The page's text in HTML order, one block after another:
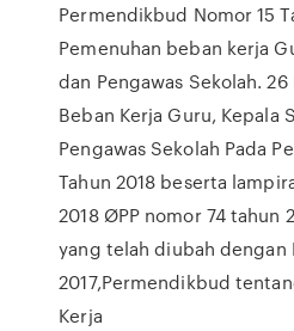
Permendikbud Nomor 15
Pemenuhan beban kerja
dan Pengawas Sekolah.
Beban Kerja Guru, Kepala
Pengawas Sekolah Pada
Tahun 2018 beserta
2018 ØPP nomor 74 tahun
yang telah diubah dengan
2017,Permendikbud
Kerja